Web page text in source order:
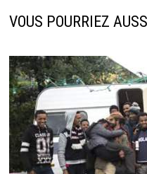
VOUS POURRIEZ